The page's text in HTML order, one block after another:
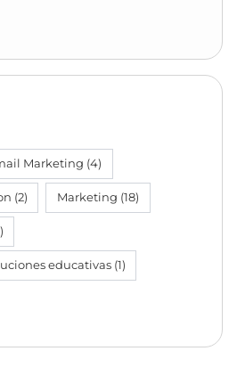
Marketing (4)
(2) Marketing (18)
educativas(1)